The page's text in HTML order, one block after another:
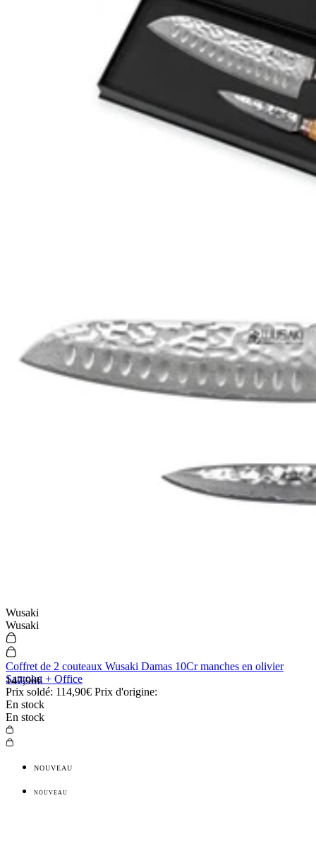
Wusaki
Wusaki
Coffret de 2 couteaux Wusaki Damas 10Cr manches en olivier
Santoku + Office
Prix soldé: 114,90€ Prix d'origine:
147,90€
En stock
En stock
NOUVEAU
NOUVEAU